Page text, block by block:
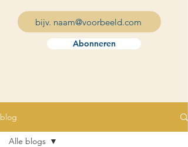
Abonneren
blog
Alle blogs